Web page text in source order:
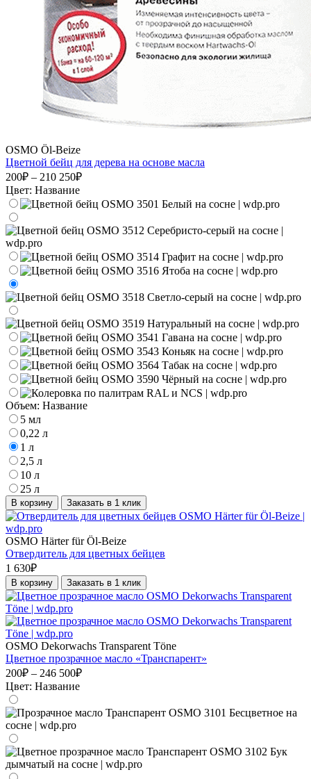
OSMO Öl-Beize
Цветной бейц для дерева на основе масла
200₽ – 210 250₽
Цвет: Название
Объем: Название
5 мл
0,22 л
1 л
2,5 л
10 л
25 л
В корзину Заказать в 1 клик
OSMO Härter für Öl-Beize
Отвердитель для цветных бейцев
1 630₽
В корзину Заказать в 1 клик
OSMO Dekorwachs Transparent Töne
Цветное прозрачное масло «Транспарент»
200₽ – 246 500₽
Цвет: Название